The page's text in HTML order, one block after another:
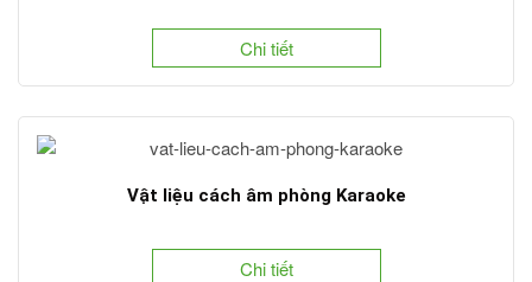
Chi tiết
Vật liệu cách âm phòng Karaoke
Chi tiết